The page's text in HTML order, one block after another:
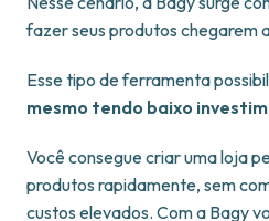
fazer seus produtos chegarem
Esse tipo de ferramenta
mesmo tendo baixo
Você consegue criar uma loja
produtos rapidamente, sem
custos elevados. Com a Bagy